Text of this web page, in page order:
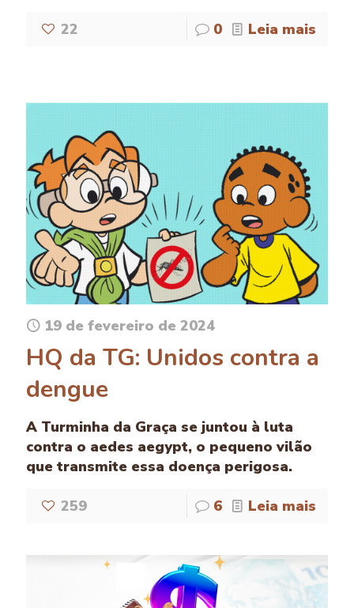
22 0 Leia mais
19 de fevereiro de 2024
HQ da TG: Unidos contra a
dengue
A Turminha da Graça se juntou à luta
contra o aedes aegypt, o pequeno vilão
que transmite essa doença perigosa.
259 6 Leia mais